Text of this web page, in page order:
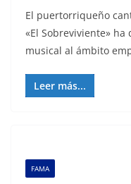
El puertorriqueño
«El Sobreviviente»
musical al ámbito
Leer más...
FAMA